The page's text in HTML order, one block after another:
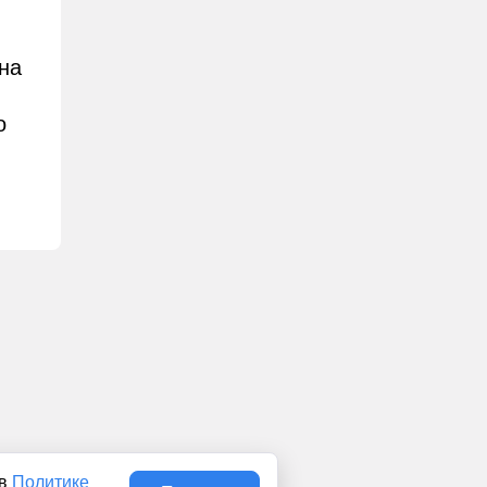
Политике